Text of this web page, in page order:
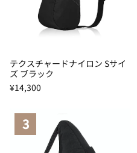
テクスチャードナイロン Sサイ
ズ ブラック
¥14,300
3